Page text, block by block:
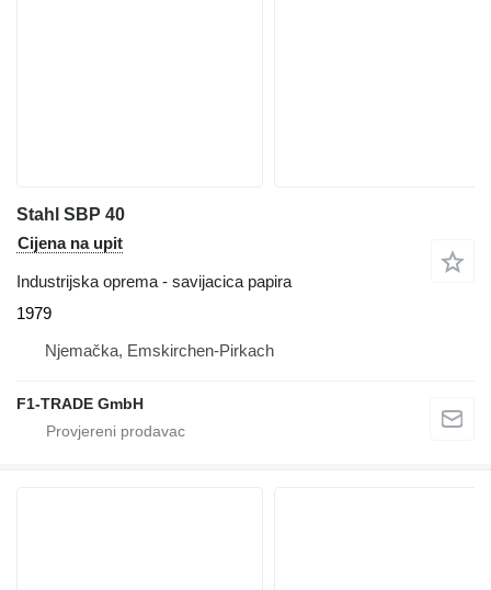
Stahl SBP 40
Cijena na upit
Industrijska oprema - savijacica papira
1979
Njemačka, Emskirchen-Pirkach
F1-TRADE GmbH